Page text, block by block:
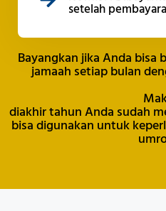
setelah
Bayangkan jika Anda bisa
jamaah setiap bulan
diakhir tahun Anda sudah
bisa digunakan untuk